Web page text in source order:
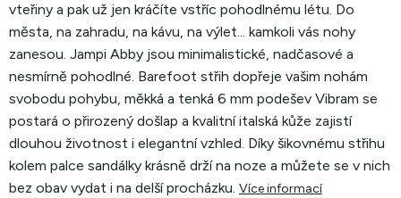
vteřiny a pak už jen kráčíte vstříc pohodlnému létu. Do
města, na zahradu, na kávu, na výlet... kamkoli vás nohy
zanesou. Jampi Abby jsou minimalistické, nadčasové a
nesmírně pohodlné. Barefoot střih dopřeje vašim nohám
svobodu pohybu, měkká a tenká 6 mm podešev Vibram se
postará o přirozený došlap a kvalitní italská kůže zajistí
dlouhou životnost i elegantní vzhled. Díky šikovnému střihu
kolem palce sandálky krásně drží na noze a můžete se v nich
bez obav vydat i na delší procházku. Více informací